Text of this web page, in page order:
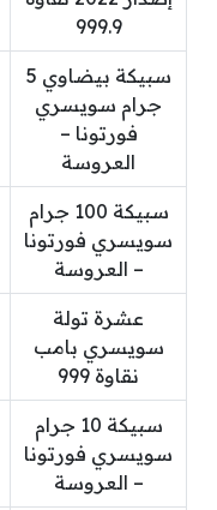
999.9
سبيكة بيضاوي 5
جرام سويسري
فورتونا –
العروسة
سبيكة 100 جرام
سويسري فورتونا
– العروسة
عشرة تولة
سويسري بامب
نقاوة 999
سبيكة 10 جرام
سويسري فورتونا
– العروسة